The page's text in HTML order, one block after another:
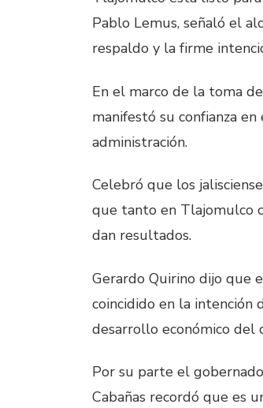
Pablo Lemus, señaló el
respaldo y la firme
En el marco de la toma
manifestó su confianza
administración.
Celebró que los
que tanto en Tlajomulco
dan resultados.
Gerardo Quirino dijo que
coincidido en la
desarrollo económico del
Por su parte el
Cabañas recordó que es